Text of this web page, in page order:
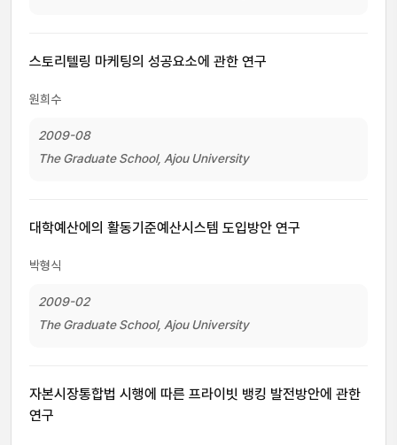
스토리텔링 마케팅의 성공요소에 관한 연구
원희수
2009-08
The Graduate School, Ajou University
대학예산에의 활동기준예산시스템 도입방안 연구
박형식
2009-02
The Graduate School, Ajou University
자본시장통합법 시행에 따른 프라이빗 뱅킹 발전방안에 관한
연구